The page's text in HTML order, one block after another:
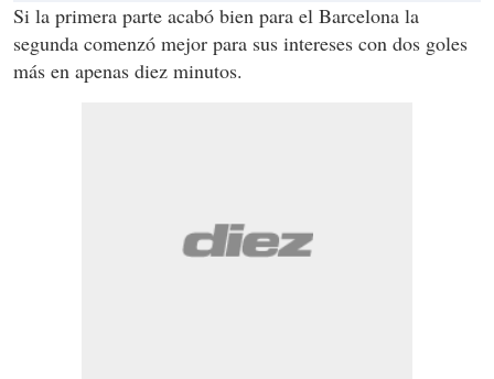
Si la primera parte acabó bien para el Barcelona la
segunda comenzó mejor para sus intereses con dos goles
más en apenas diez minutos.